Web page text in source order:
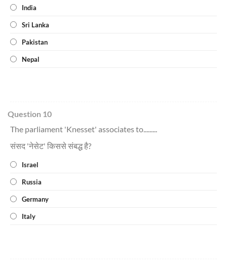
India
Sri Lanka
Pakistan
Nepal
Question 10
The parliament 'Knesset' associates to.........
संसद 'नेसेट' किससे संबद्ध है?
Israel
Russia
Germany
Italy